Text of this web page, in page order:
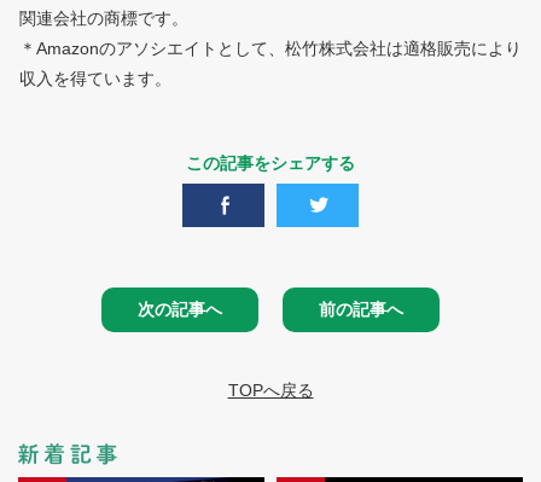
関連会社の商標です。
＊Amazonのアソシエイトとして、松竹株式会社は適格販売により
収入を得ています。
この記事をシェアする
次の記事へ 前の記事へ
TOPへ戻る